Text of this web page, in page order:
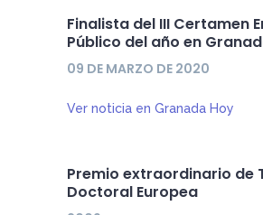
Finalista del III Certamen
Público del año en
09 DE MARZO DE 2020
Ver noticia en Granada Hoy
Premio extraordinario de
Doctoral Europea